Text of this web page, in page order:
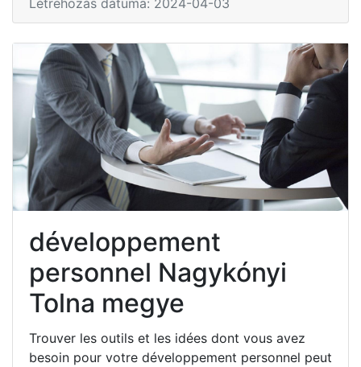
développement
personnel Nagykónyi
Tolna megye
Trouver les outils et les idées dont vous avez
besoin pour votre développement personnel peut